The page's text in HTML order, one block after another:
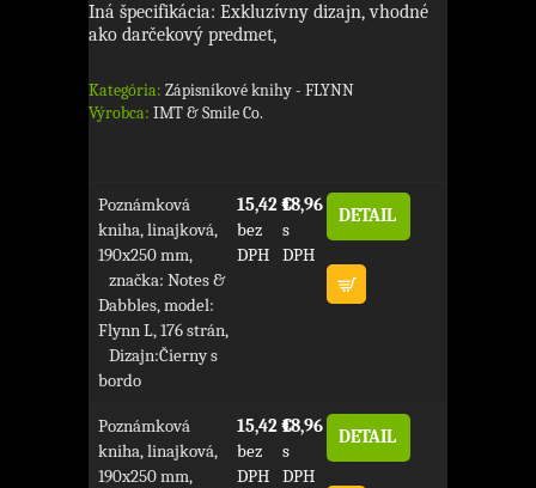
Iná špecifikácia: Exkluzívny dizajn, vhodné
ako darčekový predmet,
Kategória: Zápisníkové knihy - FLYNN
Výrobca: IMT & Smile Co.
Poznámková
kniha, linajková,
190x250 mm,
značka: Notes &
Dabbles, model:
Flynn L, 176 strán,
Dizajn:Čierny s
bordo
15,42 €
bez
DPH
18,96 €
s
DPH
DETAIL
Poznámková
kniha, linajková,
190x250 mm,
15,42 €
bez
DPH
18,96 €
s
DPH
DETAIL